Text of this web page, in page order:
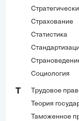
Страхование
Статистика
Социология
Трудовое
Теория
Таможенное